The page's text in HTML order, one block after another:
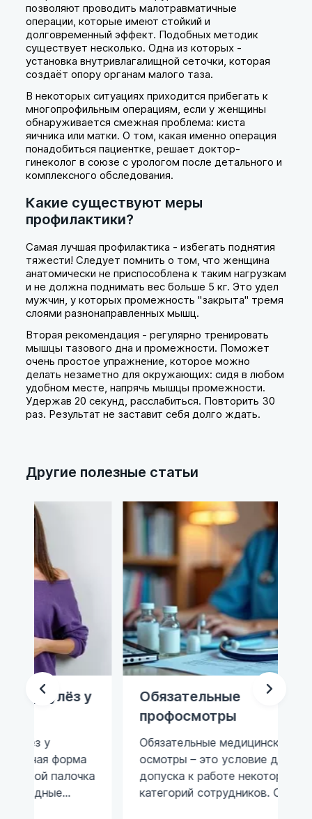
позволяют проводить малотравматичные
операции, которые имеют стойкий и
долговременный эффект. Подобных методик
существует несколько. Одна из которых -
установка внутривлагалищной сеточки, которая
создаёт опору органам малого таза.
В некоторых ситуациях приходится прибегать к
многопрофильным операциям, если у женщины
обнаруживается смежная проблема: киста
яичника или матки. О том, какая именно операция
понадобиться пациентке, решает доктор-
гинеколог в союзе с урологом после детального и
комплексного обследования.
Какие существуют меры
профилактики?
Самая лучшая профилактика - избегать поднятия
тяжести! Следует помнить о том, что женщина
анатомически не приспособлена к таким нагрузкам
и не должна поднимать вес больше 5 кг. Это удел
мужчин, у которых промежность "закрыта" тремя
слоями разнонаправленных мышц.
Вторая рекомендация - регулярно тренировать
мышцы тазового дна и промежности. Поможет
очень простое упражнение, которое можно
делать незаметно для окружающих: сидя в любом
удобном месте, напрячь мышцы промежности.
Удержав 20 секунд, расслабиться. Повторить 30
раз. Результат не заставит себя долго ждать.
Другие полезные статьи
Обязательные
профосмотры
Обязательные медицинские
осмотры – это условие для
допуска к работе некоторых
категорий сотрудников. Список